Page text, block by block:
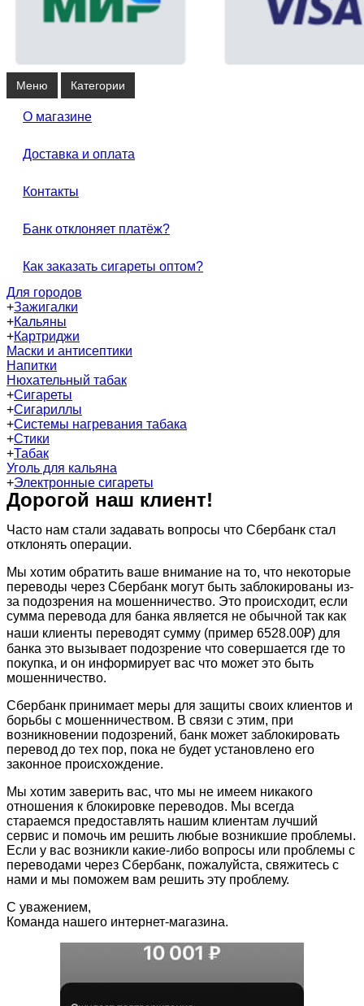
Меню Категории
О магазине
Доставка и оплата
Контакты
Банк отклоняет платёж?
Как заказать сигареты оптом?
Для городов
+Зажигалки
+Кальяны
+Картриджи
Маски и антисептики
Напитки
Нюхательный табак
+Сигареты
+Сигариллы
+Системы нагревания табака
+Стики
+Табак
Уголь для кальяна
+Электронные сигареты
Дорогой наш клиент!
Часто нам стали задавать вопросы что Сбербанк стал
отклонять операции.
Мы хотим обратить ваше внимание на то, что некоторые
переводы через Сбербанк могут быть заблокированы из-
за подозрения на мошенничество. Это происходит, если
сумма перевода для банка является не обычной так как
наши клиенты переводят сумму (пример 6528.00₽) для
банка это вызывает подозрение что совершается где то
покупка, и он информирует вас что может это быть
мошенничество.
Сбербанк принимает меры для защиты своих клиентов и
борьбы с мошенничеством. В связи с этим, при
возникновении подозрений, банк может заблокировать
перевод до тех пор, пока не будет установлено его
законное происхождение.
Мы хотим заверить вас, что мы не имеем никакого
отношения к блокировке переводов. Мы всегда
стараемся предоставлять нашим клиентам лучший
сервис и помочь им решить любые возникшие проблемы.
Если у вас возникли какие-либо вопросы или проблемы с
переводами через Сбербанк, пожалуйста, свяжитесь с
нами и мы поможем вам решить эту проблему.
С уважением,
Команда нашего интернет-магазина.